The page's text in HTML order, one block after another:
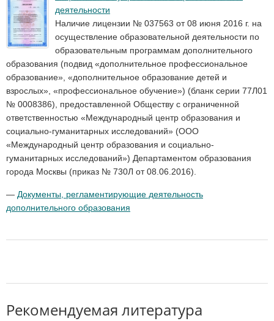
деятельности
Наличие лицензии № 037563 от 08 июня 2016 г. на
осуществление образовательной деятельности по
образовательным программам дополнительного
образования (подвид «дополнительное профессиональное
образование», «дополнительное образование детей и
взрослых», «профессиональное обучение») (бланк серии 77Л01
№ 0008386), предоставленной Обществу с ограниченной
ответственностью «Международный центр образования и
социально-гуманитарных исследований» (ООО
«Международный центр образования и социально-
гуманитарных исследований») Департаментом образования
города Москвы (приказ № 730Л от 08.06.2016).
— Документы, регламентирующие деятельность
дополнительного образования
Рекомендуемая литература